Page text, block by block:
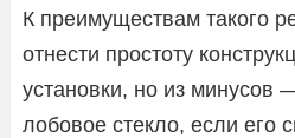
К преимуществам такого
отнести простоту
установки, но из минусов
лобовое стекло, если его